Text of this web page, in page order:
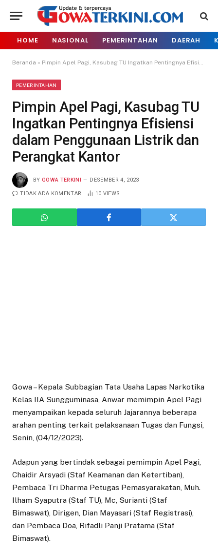
HOME NASIONAL PEMERINTAHAN DAERAH
Beranda » Pimpin Apel Pagi, Kasubag TU Ingatkan Pentingnya Efisiensi dalam Penggunaan Listrik dan Perangkat Kantor
PEMERINTAHAN
Pimpin Apel Pagi, Kasubag TU
Ingatkan Pentingnya Efisiensi
dalam Penggunaan Listrik dan
Perangkat Kantor
BY GOWA TERKINI DESEMBER 4, 2023
TIDAK ADA KOMENTAR 10 VIEWS
Gowa – Kepala Subbagian Tata Usaha Lapas Narkotika
Kelas IIA Sungguminasa, Anwar memimpin Apel Pagi
menyampaikan kepada seluruh Jajarannya beberapa
arahan penting terkait pelaksanaan Tugas dan Fungsi,
Senin, (04/12/2023).
Adapun yang bertindak sebagai pemimpin Apel Pagi,
Chaidir Arsyadi (Staf Keamanan dan Ketertiban),
Pembaca Tri Dharma Petugas Pemasyarakatan, Muh.
Ilham Syaputra (Staf TU), Mc, Surianti (Staf
Bimaswat), Dirigen, Dian Mayasari (Staf Registrasi),
dan Pembaca Doa, Rifadli Panji Pratama (Staf
Bimaswat).